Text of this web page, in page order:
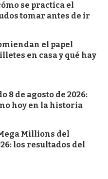
se practica el
tomar antes de ir
el papel
en casa y qué hay
8 de agosto de 2026:
hoy en la historia
Millions del
los resultados del